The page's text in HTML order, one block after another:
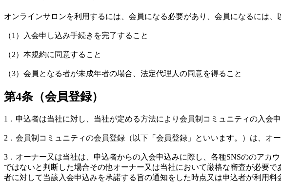
オンラインサロンを利用するには、会員になる必要があり、会員になるには
（1）入会申し込み手続きを完了すること
（2）本規約に同意すること
（3）会員となる者が未成年者の場合、法定代理人の同意を得ること
第4条（会員登録）
1．申込者は当社に対し、当社が定める方法により会員制コミュニティの入会
2．会員制コミュニティの会員登録（以下「会員登録」といいます。）は、オ
3．オーナー又は当社は、申込者からの入会申込みに際し、各種SNSののア
ではないと判断した場合その他オーナー又は当社において厳格な審査が必要
者に対して当該入会申込みを承諾する旨の通知をした時点又は申込者が利用